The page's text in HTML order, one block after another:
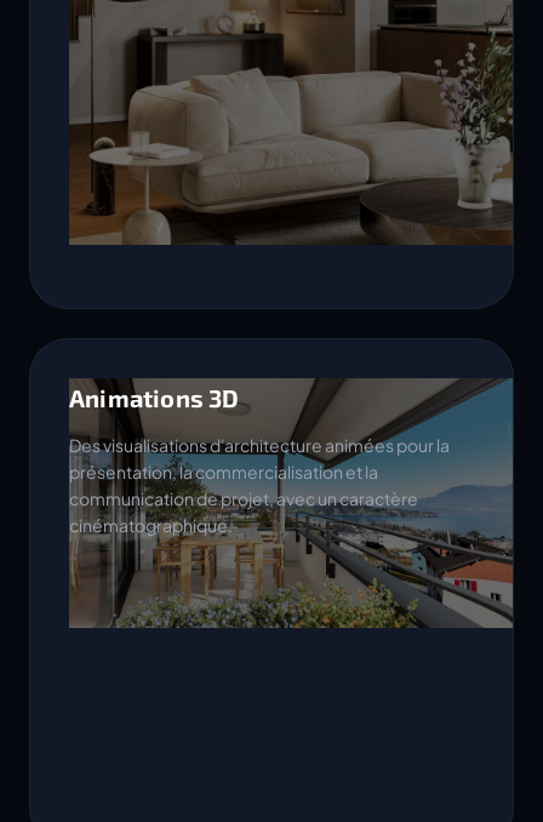
Animations 3D
Des visualisations d'architecture animées pour la
présentation, la commercialisation et la
communication de projet, avec un caractère
cinématographique.